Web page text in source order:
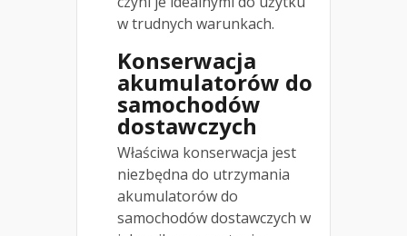
w trudnych warunkach.
Konserwacja
akumulatorów do
samochodów
dostawczych
Właściwa konserwacja jest
niezbędna do utrzymania
akumulatorów do
samochodów dostawczych w